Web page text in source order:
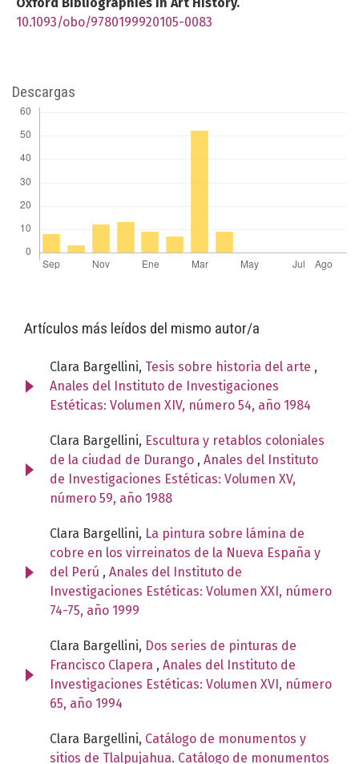
10.1093/obo/9780199920105-0083
Descargas
Artículos más leídos del mismo autor/a
Clara Bargellini, Tesis sobre historia del arte ,
Anales del Instituto de Investigaciones
Estéticas: Volumen XIV, número 54, año 1984
Clara Bargellini, Escultura y retablos coloniales
de la ciudad de Durango , Anales del Instituto
de Investigaciones Estéticas: Volumen XV,
número 59, año 1988
Clara Bargellini, La pintura sobre lámina de
cobre en los virreinatos de la Nueva España y
del Perú , Anales del Instituto de
Investigaciones Estéticas: Volumen XXI, número
74-75, año 1999
Clara Bargellini, Dos series de pinturas de
Francisco Clapera , Anales del Instituto de
Investigaciones Estéticas: Volumen XVI, número
65, año 1994
Clara Bargellini, Catálogo de monumentos y
sitios de Tlalpujahua. Catálogo de monumentos